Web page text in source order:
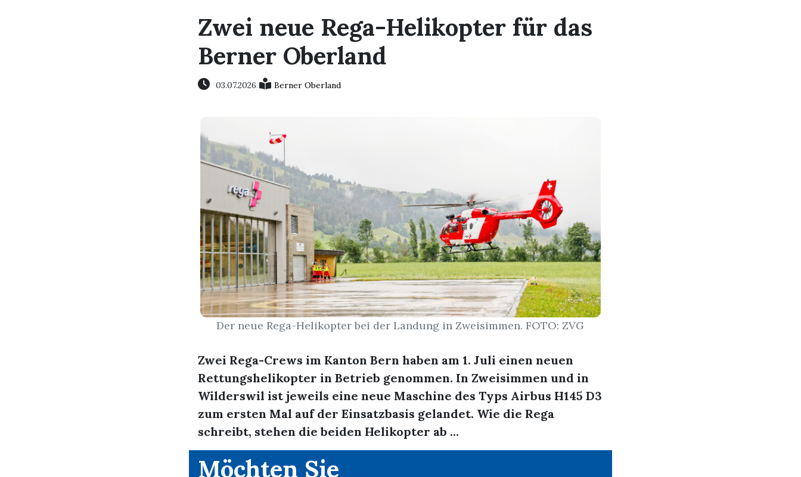
Zwei neue Rega-Helikopter für das
Berner Oberland
03.07.2026 Berner Oberland
Der neue Rega-Helikopter bei der Landung in Zweisimmen. FOTO: ZVG
Zwei Rega-Crews im Kanton Bern haben am 1. Juli einen neuen
Rettungshelikopter in Betrieb genommen. In Zweisimmen und in
Wilderswil ist jeweils eine neue Maschine des Typs Airbus H145 D3
zum ersten Mal auf der Einsatzbasis gelandet. Wie die Rega
schreibt, stehen die beiden Helikopter ab ...
Möchten Sie